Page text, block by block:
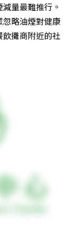
量最難推行。
略油煙對健康
攤商附近的社